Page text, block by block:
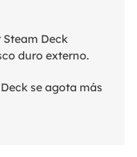
Steam Deck
duro externo.
se agota más